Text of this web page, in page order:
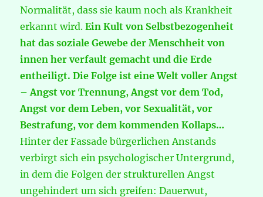
Normalität, dass sie kaum noch als Krankheit
erkannt wird.Ein Kult von Selbstbezogenheit
hat das soziale Gewebe der Menschheit von
innen her verfault gemacht und die Erde
entheiligt. Die Folge ist eine Welt voller Angst
– Angst vor Trennung, Angst vor dem Tod,
Angst vor dem Leben, vor Sexualität, vor
Bestrafung, vor dem kommenden Kollaps…
Hinter der Fassade bürgerlichen Anstands
verbirgt sich ein psychologischer Untergrund,
in dem die Folgen der strukturellen Angst
ungehindert um sich greifen: Dauerwut,